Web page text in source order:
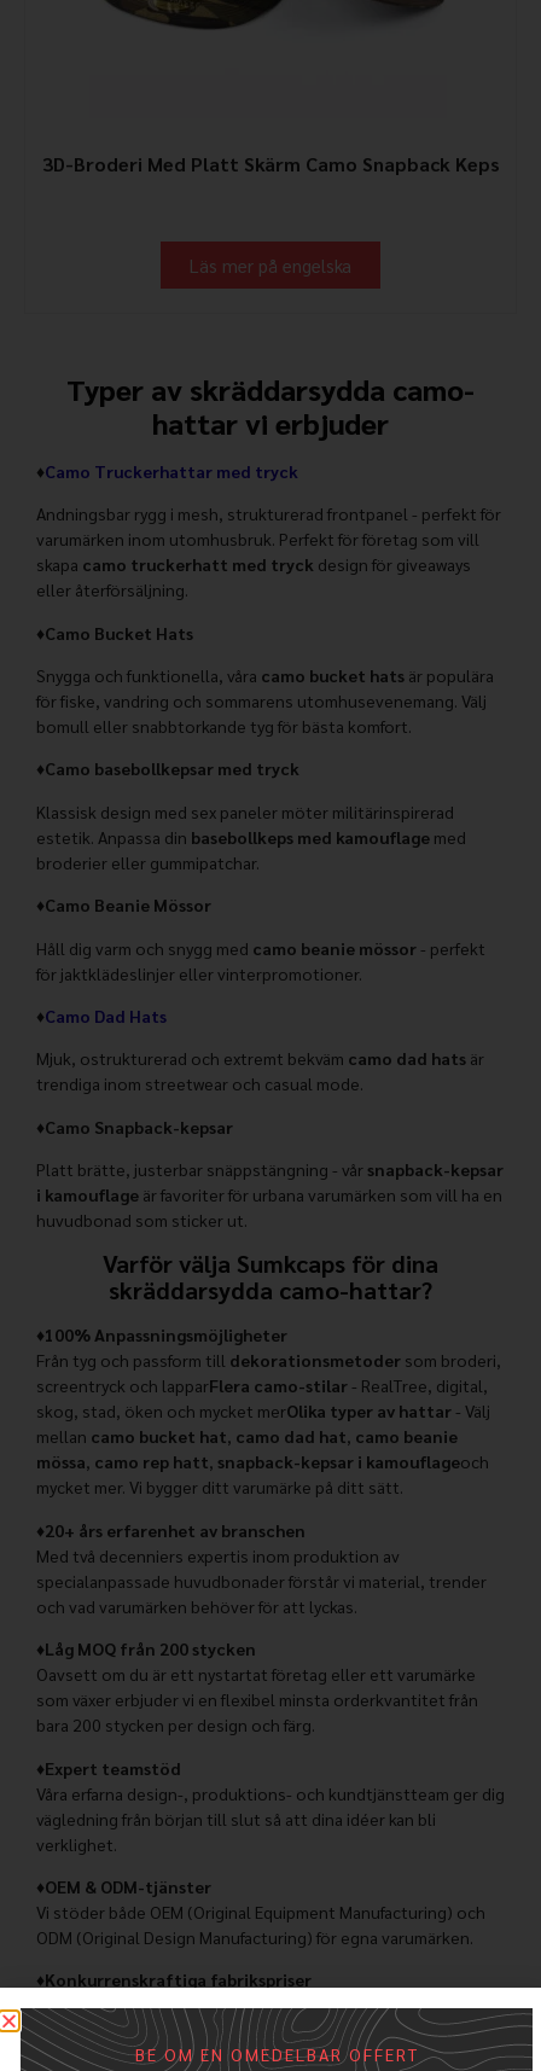
3D-Broderi Med Platt Skärm Camo Snapback Keps
Läs mer på engelska
Typer av skräddarsydda camo-
hattar vi erbjuder
♦Camo Truckerhattar med tryck
Andningsbar rygg i mesh, strukturerad frontpanel - perfekt för
varumärken inom utomhusbruk. Perfekt för företag som vill
skapa camo truckerhatt med tryck design för giveaways
eller återförsäljning.
♦Camo Bucket Hats
Snygga och funktionella, våra camo bucket hats är populära
för fiske, vandring och sommarens utomhusevenemang. Välj
bomull eller snabbtorkande tyg för bästa komfort.
♦Camo basebollkepsar med tryck
Klassisk design med sex paneler möter militärinspirerad
estetik. Anpassa din basebollkeps med kamouflage med
broderier eller gummipatchar.
♦Camo Beanie Mössor
Håll dig varm och snygg med camo beanie mössor - perfekt
för jaktklädeslinjer eller vinterpromotioner.
♦Camo Dad Hats
Mjuk, ostrukturerad och extremt bekväm camo dad hats är
trendiga inom streetwear och casual mode.
♦Camo Snapback-kepsar
Platt brätte, justerbar snäppstängning - vår snapback-kepsar
i kamouflage är favoriter för urbana varumärken som vill ha en
huvudbonad som sticker ut.
Varför välja Sumkcaps för dina
skräddarsydda camo-hattar?
♦100% Anpassningsmöjligheter
Från tyg och passform till dekorationsmetoder som broderi,
screentryck och lapparFlera camo-stilar - RealTree, digital,
skog, stad, öken och mycket merOlika typer av hattar - Välj
mellan camo bucket hat, camo dad hat, camo beanie
mössa, camo rep hatt, snapback-kepsar i kamouflageoch
mycket mer. Vi bygger ditt varumärke på ditt sätt.
♦20+ års erfarenhet av branschen
Med två decenniers expertis inom produktion av
specialanpassade huvudbonader förstår vi material, trender
och vad varumärken behöver för att lyckas.
♦Låg MOQ från 200 stycken
Oavsett om du är ett nystartat företag eller ett varumärke
som växer erbjuder vi en flexibel minsta orderkvantitet från
bara 200 stycken per design och färg.
♦Expert teamstöd
Våra erfarna design-, produktions- och kundtjänstteam ger dig
vägledning från början till slut så att dina idéer kan bli
verklighet.
♦OEM & ODM-tjänster
Vi stöder både OEM (Original Equipment Manufacturing) och
ODM (Original Design Manufacturing) för egna varumärken.
♦Konkurrenskraftiga fabrikspriser
Med direkt tillverkning i fabrik erbjuder vi kostnadseffektiva
lösningar utan att kompromissa med kvaliteten.
BE OM EN OMEDELBAR OFFERT